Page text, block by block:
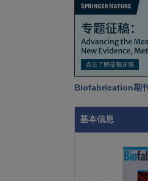
Biofabrication期
基本信息